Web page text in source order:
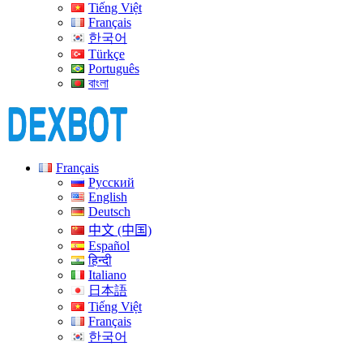
Tiếng Việt
Français
한국어
Türkçe
Português
বাংলা
Français
Русский
English
Deutsch
中文 (中国)
Español
हिन्दी
Italiano
日本語
Tiếng Việt
Français
한국어